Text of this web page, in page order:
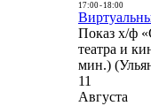
17:00- 18:00
Показ х/ф
театра и
мин.)
11
Августа